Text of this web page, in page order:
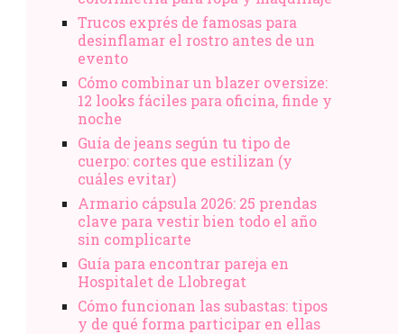
Trucos exprés de famosas para
desinflamar el rostro antes de un
evento
Cómo combinar un blazer oversize:
12 looks fáciles para oficina, finde y
noche
Guía de jeans según tu tipo de
cuerpo: cortes que estilizan (y
cuáles evitar)
Armario cápsula 2026: 25 prendas
clave para vestir bien todo el año
sin complicarte
Guía para encontrar pareja en
Hospitalet de Llobregat
Cómo funcionan las subastas: tipos
y de qué forma participar en ellas